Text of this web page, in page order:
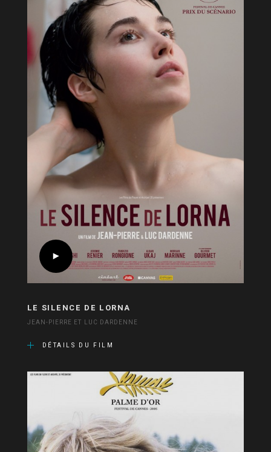
LE SILENCE DE LORNA
JEAN-PIERRE ET LUC DARDENNE
DÉTAILS DU FILM